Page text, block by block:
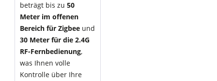
beträgt bis zu 50
Meter im offenen
Bereich für Zigbee und
30 Meter für die 2.4G
RF-Fernbedienung,
was Ihnen volle
Kontrolle über Ihre